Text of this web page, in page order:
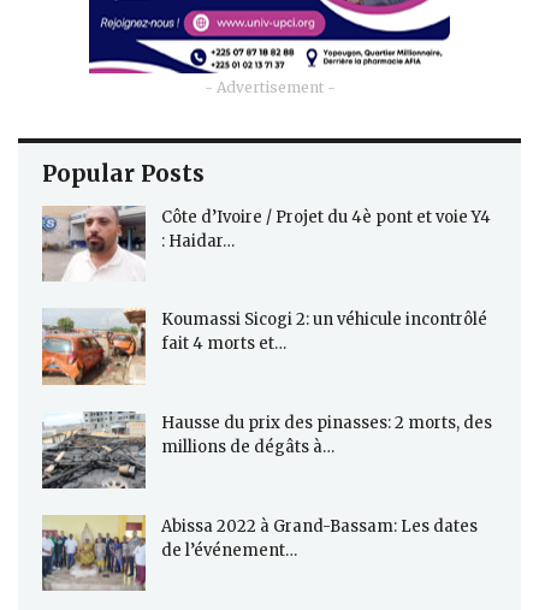
- Advertisement -
Popular Posts
Côte d’Ivoire / Projet du 4è pont et voie Y4
: Haidar…
Koumassi Sicogi 2: un véhicule incontrôlé
fait 4 morts et…
Hausse du prix des pinasses: 2 morts, des
millions de dégâts à…
Abissa 2022 à Grand-Bassam: Les dates
de l’événement…